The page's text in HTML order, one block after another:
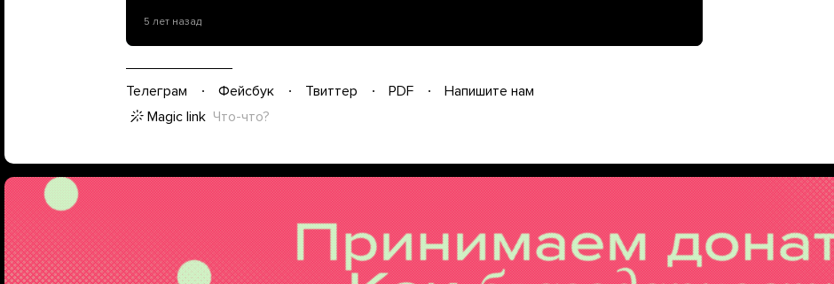
5 лет назад
Телеграм Фейсбук Твиттер PDF
Напишите нам
Magic link Что-что?